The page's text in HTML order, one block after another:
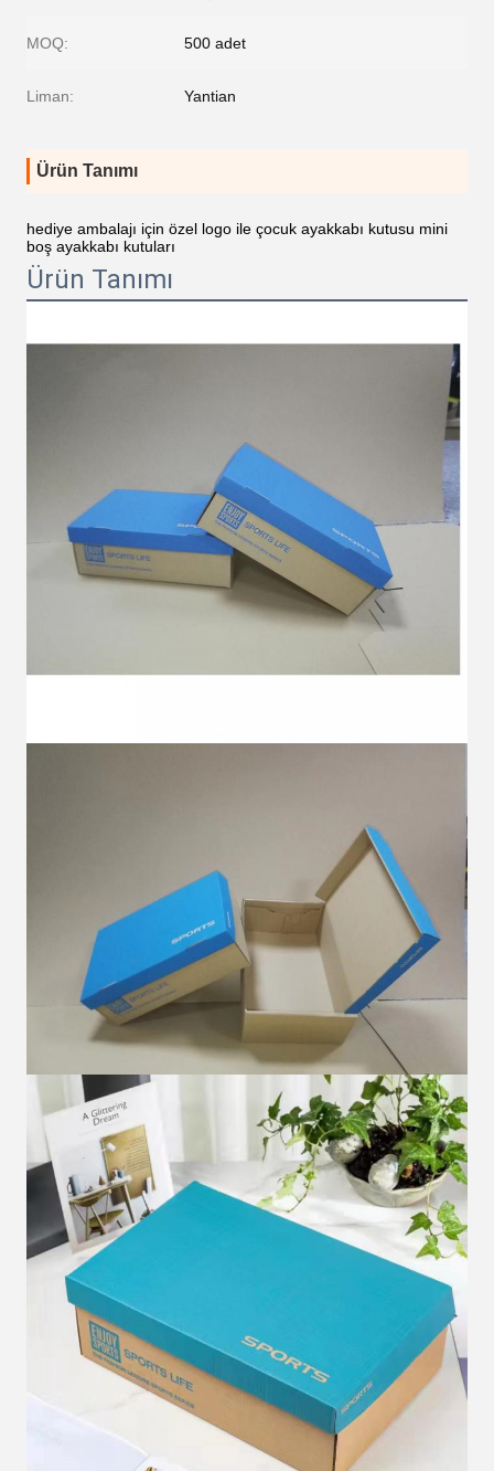
MOQ: 500 adet
Liman: Yantian
Ürün Tanımı
hediye ambalajı için özel logo ile çocuk ayakkabı kutusu mini
boş ayakkabı kutuları
Ürün Tanımı